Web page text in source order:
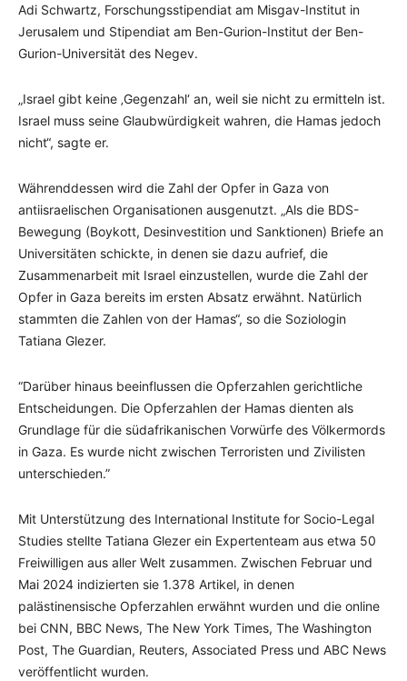
Adi Schwartz, Forschungsstipendiat am Misgav-Institut in
Jerusalem und Stipendiat am Ben-Gurion-Institut der Ben-
Gurion-Universität des Negev.
„Israel gibt keine ‚Gegenzahl‘ an, weil sie nicht zu ermitteln ist.
Israel muss seine Glaubwürdigkeit wahren, die Hamas jedoch
nicht“, sagte er.
Währenddessen wird die Zahl der Opfer in Gaza von
antiisraelischen Organisationen ausgenutzt. „Als die BDS-
Bewegung (Boykott, Desinvestition und Sanktionen) Briefe an
Universitäten schickte, in denen sie dazu aufrief, die
Zusammenarbeit mit Israel einzustellen, wurde die Zahl der
Opfer in Gaza bereits im ersten Absatz erwähnt. Natürlich
stammten die Zahlen von der Hamas“, so die Soziologin
Tatiana Glezer.
“Darüber hinaus beeinflussen die Opferzahlen gerichtliche
Entscheidungen. Die Opferzahlen der Hamas dienten als
Grundlage für die südafrikanischen Vorwürfe des Völkermords
in Gaza. Es wurde nicht zwischen Terroristen und Zivilisten
unterschieden.”
Mit Unterstützung des International Institute for Socio-Legal
Studies stellte Tatiana Glezer ein Expertenteam aus etwa 50
Freiwilligen aus aller Welt zusammen. Zwischen Februar und
Mai 2024 indizierten sie 1.378 Artikel, in denen
palästinensische Opferzahlen erwähnt wurden und die online
bei CNN, BBC News, The New York Times, The Washington
Post, The Guardian, Reuters, Associated Press und ABC News
veröffentlicht wurden.